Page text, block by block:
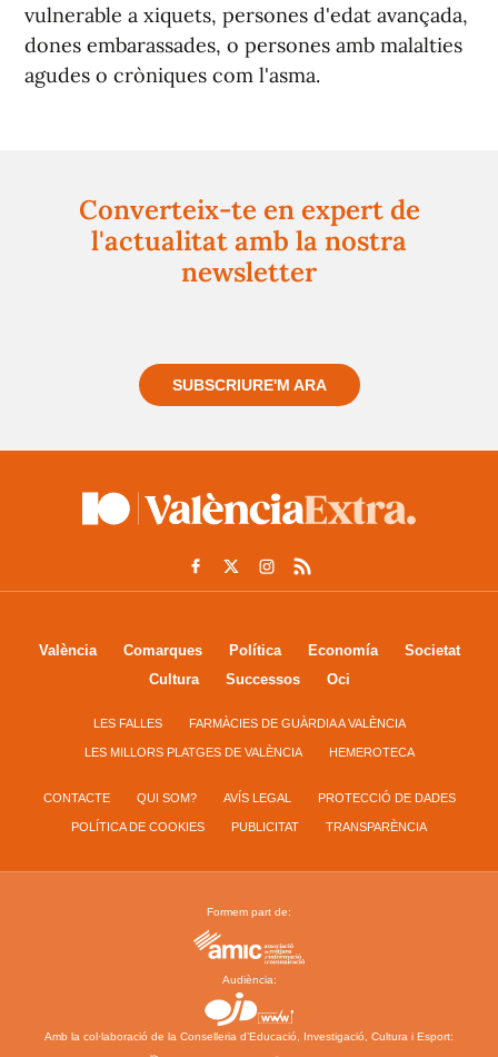
vulnerable a xiquets, persones d'edat avançada,
dones embarassades, o persones amb malalties
agudes o cròniques com l'asma.
Converteix-te en expert de
l'actualitat amb la nostra
newsletter
SUBSCRIURE'M ARA
València Comarques Política Economía
Societat
Cultura
Successos Oci
LES FALLES FARMÀCIES DE GUÀRDIA A VALÈNCIA
LES MILLORS PLATGES DE VALÈNCIA HEMEROTECA
CONTACTE QUI SOM? AVÍS LEGAL PROTECCIÓ DE DADES
POLÍTICA DE COOKIES PUBLICITAT TRANSPARÈNCIA
Formem part de:
Audiència:
Amb la col·laboració de la Conselleria d’Educació, Investigació, Cultura i Esport: